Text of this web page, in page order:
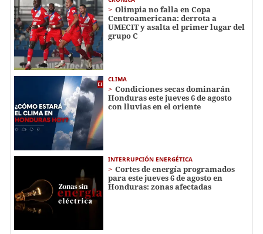
Olimpia no falla en Copa
Centroamericana: derrota a
UMECIT y asalta el primer lugar del
grupo C
CLIMA
Condiciones secas dominarán
Honduras este jueves 6 de agosto
con lluvias en el oriente
INTERRUPCIÓN ENERGÉTICA
Cortes de energía programados
para este jueves 6 de agosto en
Honduras: zonas afectadas